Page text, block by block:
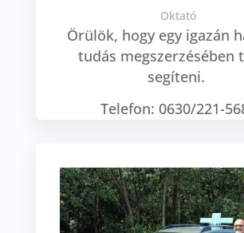
Oktató
Örülök, hogy egy igazán
tudás megszerzésében
segíteni.
Telefon: 0630/221-